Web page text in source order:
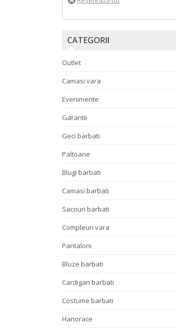
CATEGORII
Outlet
Camasi vara
Evenimente
Garantii
Geci barbati
Paltoane
Blugi barbati
Camasi barbati
Sacouri barbati
Compleuri vara
Pantaloni
Bluze barbati
Cardigan barbati
Costume barbati
Hanorace